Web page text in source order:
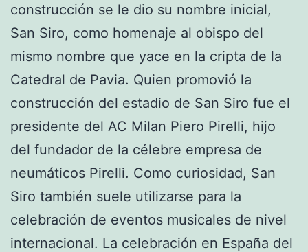
construcción se le dio su nombre inicial,
San Siro, como homenaje al obispo del
mismo nombre que yace en la cripta de la
Catedral de Pavia. Quien promovió la
construcción del estadio de San Siro fue el
presidente del AC Milan Piero Pirelli, hijo
del fundador de la célebre empresa de
neumáticos Pirelli. Como curiosidad, San
Siro también suele utilizarse para la
celebración de eventos musicales de nivel
internacional. La celebración en España del